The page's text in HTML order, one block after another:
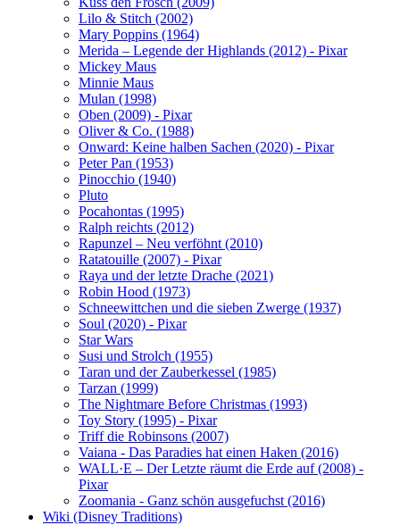
Lilo & Stitch (2002)
Mary Poppins (1964)
Merida – Legende der Highlands (2012) - Pixar
Mickey Maus
Minnie Maus
Mulan (1998)
Oben (2009) - Pixar
Oliver & Co. (1988)
Onward: Keine halben Sachen (2020) - Pixar
Peter Pan (1953)
Pinocchio (1940)
Pluto
Pocahontas (1995)
Ralph reichts (2012)
Rapunzel – Neu verföhnt (2010)
Ratatouille (2007) - Pixar
Raya und der letzte Drache (2021)
Robin Hood (1973)
Schneewittchen und die sieben Zwerge (1937)
Soul (2020) - Pixar
Star Wars
Susi und Strolch (1955)
Taran und der Zauberkessel (1985)
Tarzan (1999)
The Nightmare Before Christmas (1993)
Toy Story (1995) - Pixar
Triff die Robinsons (2007)
Vaiana - Das Paradies hat einen Haken (2016)
WALL·E – Der Letzte räumt die Erde auf (2008) -
Pixar
Zoomania - Ganz schön ausgefuchst (2016)
Wiki (Disney Traditions)